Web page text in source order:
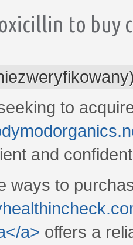
to buy
to
and
ways to
a> offers a